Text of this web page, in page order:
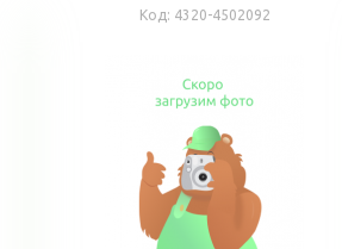
Код: 4320-4502092